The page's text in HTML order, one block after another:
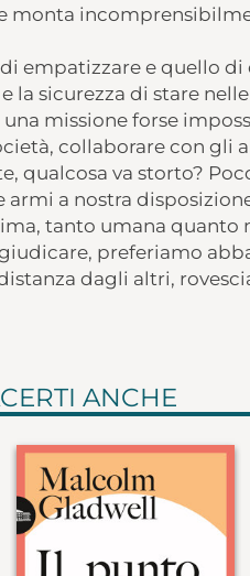
monta
empatizzare e quello
la sicurezza di stare
missione forse
collaborare con gli
qualcosa va storto?
a nostra
tanto umana quanto
preferiamo
dagli altri,
ANCHE